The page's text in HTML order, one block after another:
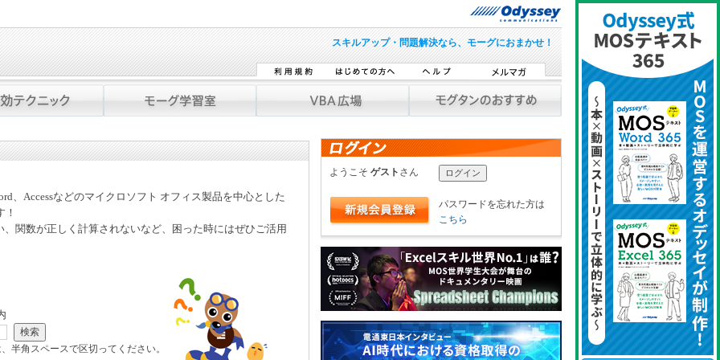
スキルアップ・問題解決なら、モーグにおまかせ！
、Accessなどのマイクロソフト オフィス製品を中心とした
関数が正しく計算されないなど、困った時にはぜひご活用
半角スペースで区切ってください。
ようこそ ゲスト さん
パスワードを忘れた方は
こちら